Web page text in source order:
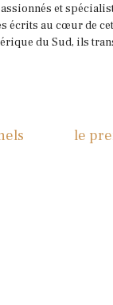
et
écrits au cœur de
du Sud, ils
le